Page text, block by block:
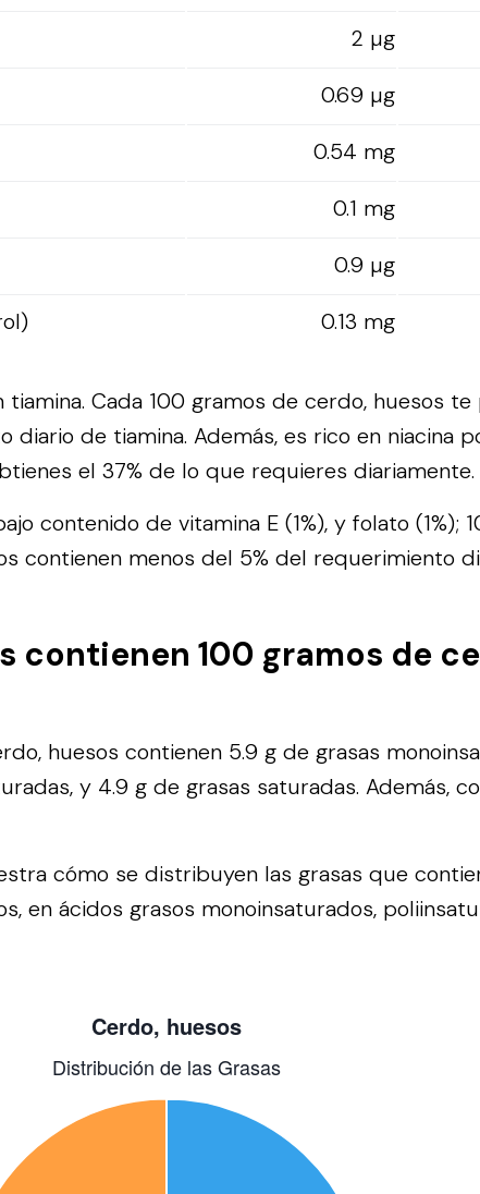
2 µg
0.69 µg
0.54 mg
0.1 mg
0.9 µg
0.13 mg
Cada 100 gramos de cerdo, huesos te
diario de tiamina. Además, es rico en niacina
el 37% de lo que requieres diariamente.
contenido de vitamina E (1%), y folato (1%);
contienen menos del 5% del requerimiento
contienen 100 gramos de
huesos contienen 5.9 g de grasas
y 4.9 g de grasas saturadas. Además,
cómo se distribuyen las grasas que
en ácidos grasos monoinsaturados,